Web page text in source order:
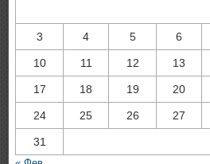
3 4 5 6
10 11 12 13
17 18 19 20
24 25 26 27
31